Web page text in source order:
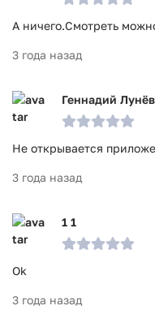
А ничего.Смотреть
3 года назад
Геннадий Лунёв
Не открывается
3 года назад
1 1
Ok
3 года назад